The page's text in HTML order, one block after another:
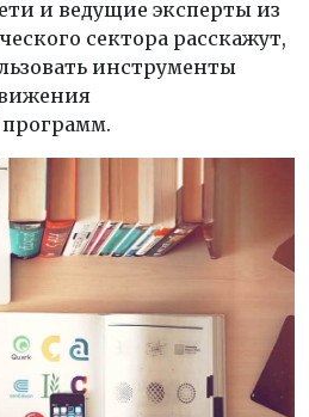
и ведущие эксперты из
сектора расскажут,
инструменты